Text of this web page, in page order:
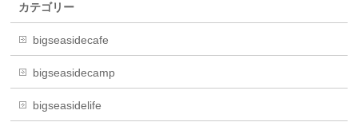
カテゴリー
bigseasidecafe
bigseasidecamp
bigseasidelife